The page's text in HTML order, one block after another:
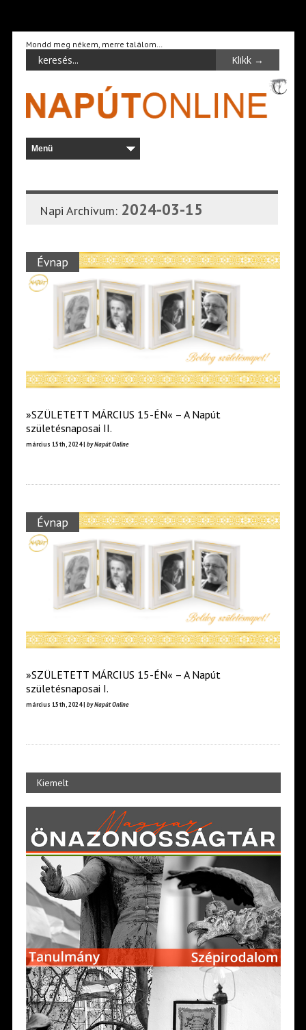
Mondd meg nékem, merre találom…
Napi Archívum: 2024-03-15
Évnap
»SZÜLETETT MÁRCIUS 15-ÉN« – A Napút
születésnaposai II.
március 15th, 2024 | by Napút Online
Évnap
»SZÜLETETT MÁRCIUS 15-ÉN« – A Napút
születésnaposai I.
március 15th, 2024 | by Napút Online
Kiemelt